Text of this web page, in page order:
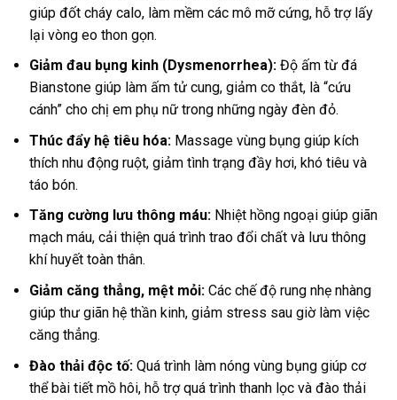
giúp đốt cháy calo, làm mềm các mô mỡ cứng, hỗ trợ lấy
lại vòng eo thon gọn.
Giảm đau bụng kinh (Dysmenorrhea): Độ ấm từ đá
Bianstone giúp làm ấm tử cung, giảm co thắt, là “cứu
cánh” cho chị em phụ nữ trong những ngày đèn đỏ.
Thúc đẩy hệ tiêu hóa: Massage vùng bụng giúp kích
thích nhu động ruột, giảm tình trạng đầy hơi, khó tiêu và
táo bón.
Tăng cường lưu thông máu: Nhiệt hồng ngoại giúp giãn
mạch máu, cải thiện quá trình trao đổi chất và lưu thông
khí huyết toàn thân.
Giảm căng thẳng, mệt mỏi: Các chế độ rung nhẹ nhàng
giúp thư giãn hệ thần kinh, giảm stress sau giờ làm việc
căng thẳng.
Đào thải độc tố: Quá trình làm nóng vùng bụng giúp cơ
thể bài tiết mồ hôi, hỗ trợ quá trình thanh lọc và đào thải